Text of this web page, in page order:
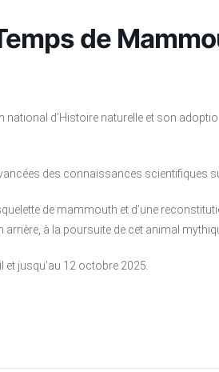
de
national d’Histoire naturelle et son
des connaissances scientifiques
de mammouth et d’une
à la poursuite de cet animal
et jusqu’au 12 octobre 2025.